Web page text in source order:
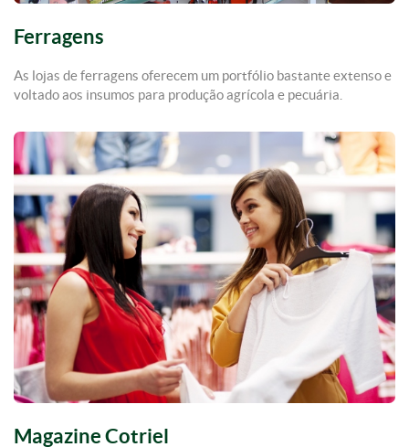
Ferragens
As lojas de ferragens oferecem um portfólio bastante extenso e
voltado aos insumos para produção agrícola e pecuária.
Magazine Cotriel